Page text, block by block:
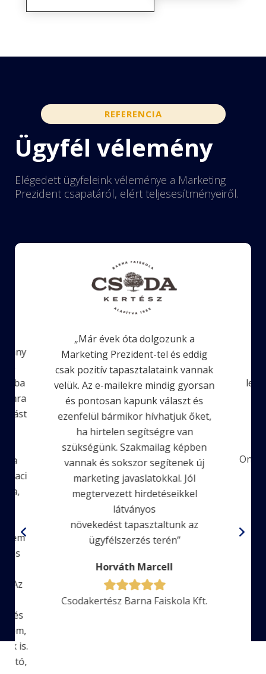
REFERENCIA
Ügyfél vélemény
Elégedett ügyfeleink véleménye a Marketing
Prezident csapatáról, elért teljesesítményeiről.
a
piaci
nem
Az
és
is.
„Már évek óta dolgozunk a
Marketing Prezident-tel és eddig
csak pozitív tapasztalataink vannak
velük. Az e-mailekre mindig gyorsan
és pontosan kapunk választ és
ezenfelül bármikor hívhatjuk őket,
ha hirtelen segítségre van
szükségünk. Szakmailag képben
vannak és sokszor segítenek új
marketing javaslatokkal. Jól
megtervezett hirdetéseikkel
látványos
növekedést tapasztaltunk az
ügyfélszerzés terén”
Horváth Marcell
Csodakertész Barna Faiskola Kft.